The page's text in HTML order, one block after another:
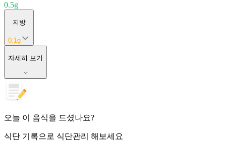
0.5g
지방
0.1 g
자세히 보기
오늘 이 음식을 드셨나요?
식단 기록으로 식단관리 해보세요